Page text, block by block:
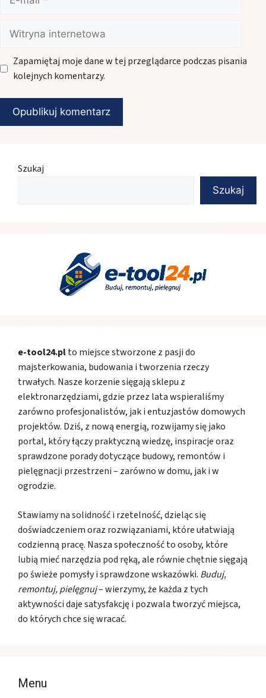
mail
Witryna
internetowa
Zapamiętaj moje dane w tej przeglądarce podczas pisania
kolejnych komentarzy.
Szukaj
Szukaj
e-tool24.plto miejsce stworzone z pasji do
majsterkowania, budowania i tworzenia rzeczy
trwałych. Nasze korzenie sięgają sklepu z
elektronarzędziami, gdzie przez lata wspieraliśmy
zarówno profesjonalistów, jak i entuzjastów domowych
projektów. Dziś, z nową energią, rozwijamy się jako
portal, który łączy praktyczną wiedzę, inspiracje oraz
sprawdzone porady dotyczące budowy, remontów i
pielęgnacji przestrzeni – zarówno w domu, jak i w
ogrodzie.
Stawiamy na solidność i rzetelność, dzieląc się
doświadczeniem oraz rozwiązaniami, które ułatwiają
codzienną pracę. Nasza społeczność to osoby, które
lubią mieć narzędzia pod ręką, ale równie chętnie sięgają
po świeże pomysły i sprawdzone wskazówki. Buduj,
remontuj, pielęgnuj– wierzymy, że każda z tych
aktywności daje satysfakcję i pozwala tworzyć miejsca,
do których chce się wracać.
Menu